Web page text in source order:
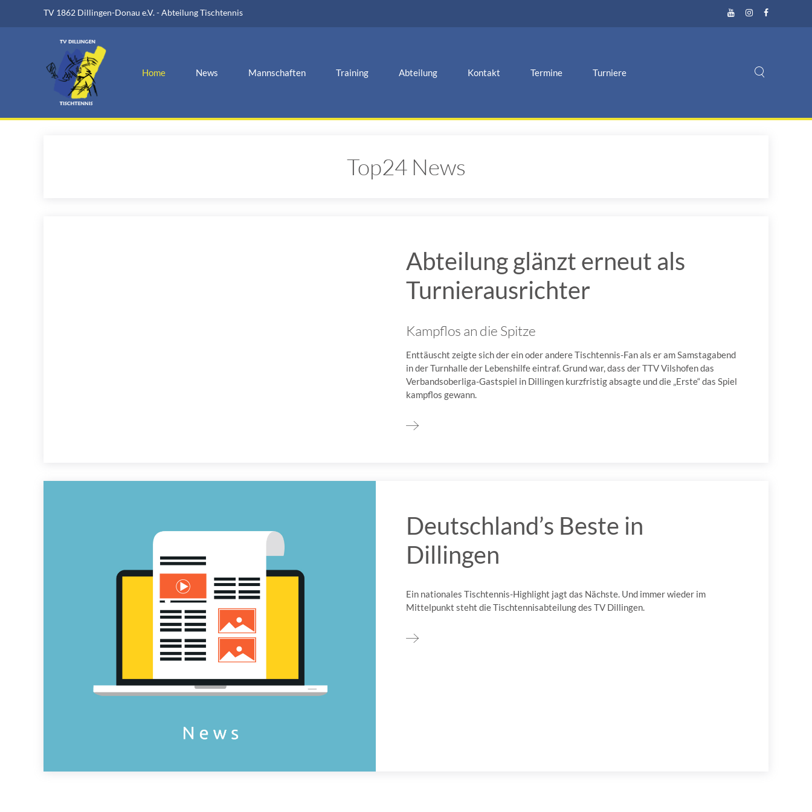
TV 1862 Dillingen-Donau e.V. - Abteilung Tischtennis
Home News Mannschaften Training Abteilung Kontakt Termine Turniere
Top24 News
Abteilung glänzt erneut als
Turnierausrichter
Kampflos an die Spitze
Enttäuscht zeigte sich der ein oder andere Tischtennis-Fan als er am Samstagabend
in der Turnhalle der Lebenshilfe eintraf. Grund war, dass der TTV Vilshofen das
Verbandsoberliga-Gastspiel in Dillingen kurzfristig absagte und die „Erste“ das Spiel
kampflos gewann.
Deutschland’s Beste in
Dillingen
Ein nationales Tischtennis-Highlight jagt das Nächste. Und immer wieder im
Mittelpunkt steht die Tischtennisabteilung des TV Dillingen.